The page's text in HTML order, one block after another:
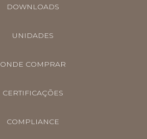
DOWNLOADS
UNIDADES
ONDE COMPRAR
CERTIFICAÇÕES
COMPLIANCE